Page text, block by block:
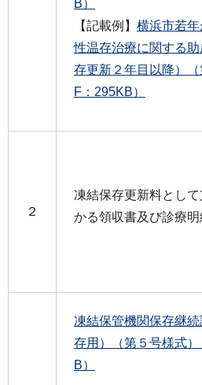
B）
【記載例】 横浜市若年
性温存治療に関する
存更新２年目以降）
F：295KB）
２
凍結保存更新料とし
かる領収書及び診療
凍結保管機関保存継
存用）（第５号様式
B）